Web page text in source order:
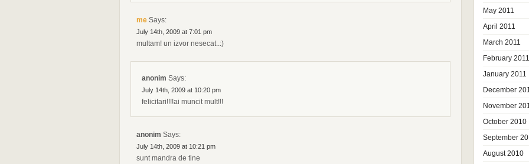
me Says:
July 14th, 2009 at 7:01 pm
multam! un izvor nesecat..:)
anonim Says:
July 14th, 2009 at 10:20 pm
felicitari!!!!ai muncit mult!!!
anonim Says:
July 14th, 2009 at 10:21 pm
sunt mandra de tine
May 2011
April 2011
March 2011
February 2011
January 2011
December
November
October 2010
September
August 2010